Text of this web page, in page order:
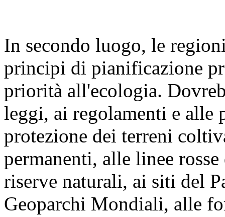
In secondo luogo, le
principi di pianificazione
priorità all'ecologia.
leggi, ai regolamenti e
protezione dei terreni
permanenti, alle linee
riserve naturali, ai siti del
Geoparchi Mondiali, alle